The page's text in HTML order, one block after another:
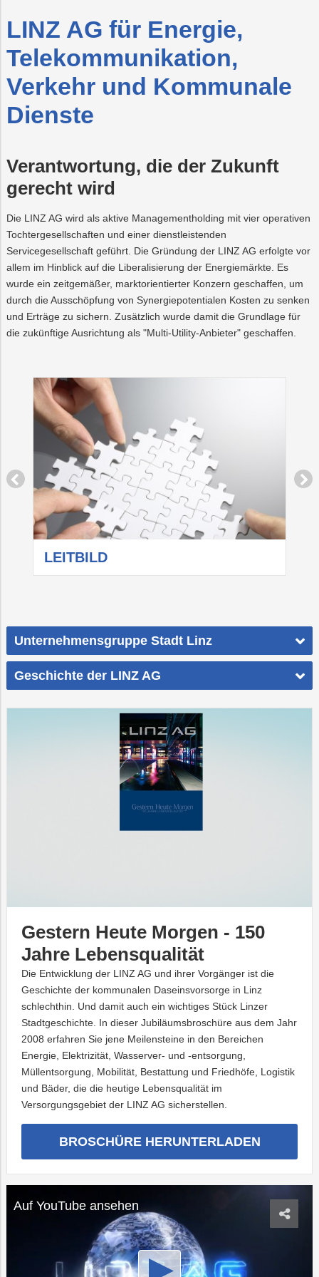
Abschied
LINZ
AG
WASSER
Projekte
LINZ
LINZ AG für Energie,
Telekommunikation,
Verkehr und Kommunale
Dienste
Verantwortung, die der Zukunft
gerecht wird
Die LINZ AG wird als aktive Managementholding mit vier operativen
Tochtergesellschaften und einer dienstleistenden
Servicegesellschaft geführt. Die Gründung der LINZ AG erfolgte vor
allem im Hinblick auf die Liberalisierung der Energiemärkte. Es
wurde ein zeitgemäßer, marktorientierter Konzern geschaffen, um
durch die Ausschöpfung von Synergiepotentialen Kosten zu senken
und Erträge zu sichern. Zusätzlich wurde damit die Grundlage für
die zukünftige Ausrichtung als "Multi-Utility-Anbieter" geschaffen.
LEITBILD
Unternehmensgruppe Stadt Linz
Geschichte der LINZ AG
Gestern Heute Morgen - 150
Jahre Lebensqualität
Die Entwicklung der LINZ AG und ihrer Vorgänger ist die
Geschichte der kommunalen Daseinsvorsorge in Linz
schlechthin. Und damit auch ein wichtiges Stück Linzer
Stadtgeschichte. In dieser Jubiläumsbroschüre aus dem Jahr
2008 erfahren Sie jene Meilensteine in den Bereichen
Energie, Elektrizität, Wasserver- und -entsorgung,
Müllentsorgung, Mobilität, Bestattung und Friedhöfe, Logistik
und Bäder, die die heutige Lebensqualität im
Versorgungsgebiet der LINZ AG sicherstellen.
BROSCHÜRE HERUNTERLADEN
Auf YouTube ansehen